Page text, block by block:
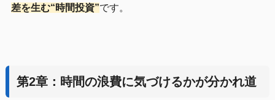
差を生む“時間投資”です。
第2章：時間の浪費に気づけるかが分かれ道